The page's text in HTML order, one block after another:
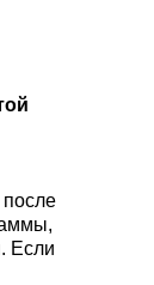
после
Если